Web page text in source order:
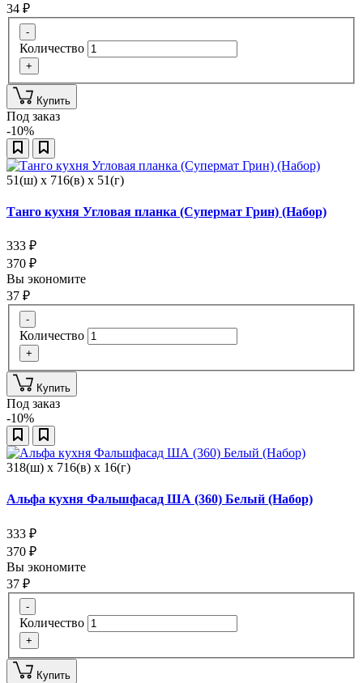
34 ₽
-
Количество
+
Купить
Под заказ
-10%
51(ш) x 716(в) x 51(г)
Танго кухня Угловая планка (Супермат Грин) (Набор)
333 ₽
370 ₽
Вы экономите
37 ₽
-
Количество
+
Купить
Под заказ
-10%
318(ш) x 716(в) x 16(г)
Альфа кухня Фальшфасад ША (360) Белый (Набор)
333 ₽
370 ₽
Вы экономите
37 ₽
-
Количество
+
Купить